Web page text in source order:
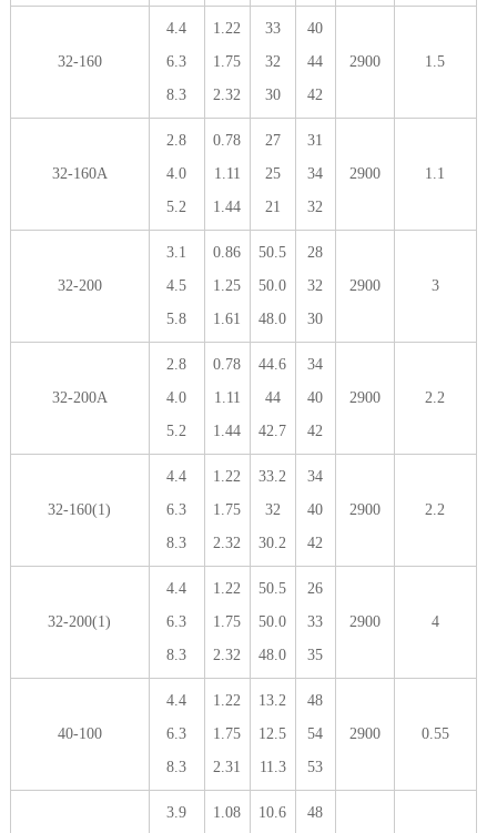
32-160
4.4
6.3
8.3
1.22
1.75
2.32
33
32
30
40
44
42
2900 1.5
32-160A
2.8
4.0
5.2
0.78
1.11
1.44
27
25
21
31
34
32
2900 1.1
32-200
3.1
4.5
5.8
0.86
1.25
1.61
50.5
50.0
48.0
28
32
30
2900 3
32-200A
2.8
4.0
5.2
0.78
1.11
1.44
44.6
44
42.7
34
40
42
2900 2.2
32-160(1)
4.4
6.3
8.3
1.22
1.75
2.32
33.2
32
30.2
34
40
42
2900 2.2
32-200(1)
4.4
6.3
8.3
1.22
1.75
2.32
50.5
50.0
48.0
26
33
35
2900 4
40-100
4.4
6.3
8.3
1.22
1.75
2.31
13.2
12.5
11.3
48
54
53
2900 0.55
3.9
1.08
10.6
48